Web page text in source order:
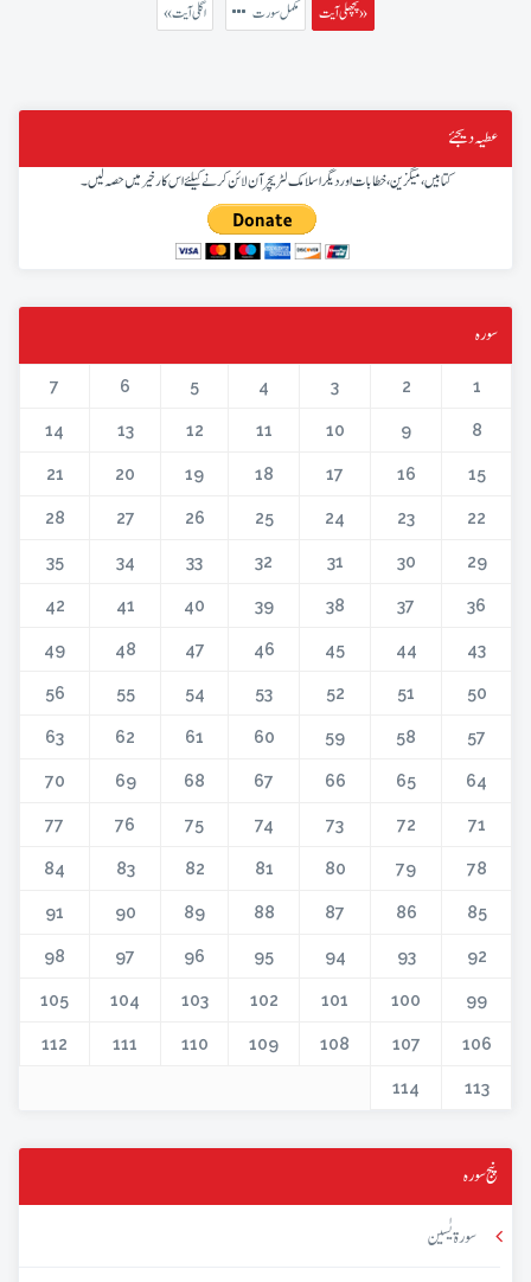
پچھلی آیت » مکمل سورت « اگلی آیت
عطیہ دیجئے
کتابیں، میگزین، خطابات اور دیگر اسلامک لٹریچر آن لائن کرنے کیلئے اس کار خیر میں حصہ لیں۔
سورہ
1
2
3
4
5
6
7
8
9
10
11
12
13
14
15
16
17
18
19
20
21
22
23
24
25
26
27
28
29
30
31
32
33
34
35
36
37
38
39
40
41
42
43
44
45
46
47
48
49
50
51
52
53
54
55
56
57
58
59
60
61
62
63
64
65
66
67
68
69
70
71
72
73
74
75
76
77
78
79
80
81
82
83
84
85
86
87
88
89
90
91
92
93
94
95
96
97
98
99
100
101
102
103
104
105
106
107
108
109
110
111
112
113
114
پنج سورہ
سورۃ یٰسین